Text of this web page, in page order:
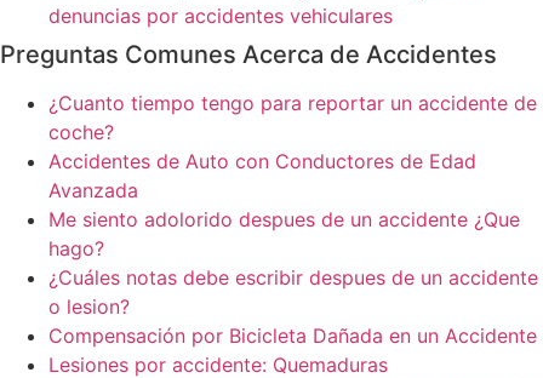
denuncias por accidentes vehiculares
Preguntas Comunes Acerca de Accidentes
¿Cuanto tiempo tengo para reportar un accidente de
coche?
Accidentes de Auto con Conductores de Edad
Avanzada
Me siento adolorido despues de un accidente ¿Que
hago?
¿Cuáles notas debe escribir despues de un accidente
o lesion?
Compensación por Bicicleta Dañada en un Accidente
Lesiones por accidente: Quemaduras